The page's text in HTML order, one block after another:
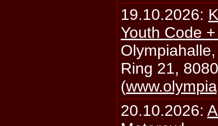
19.10.2026:
Youth Code
Ring 21,
(
20.10.2026: